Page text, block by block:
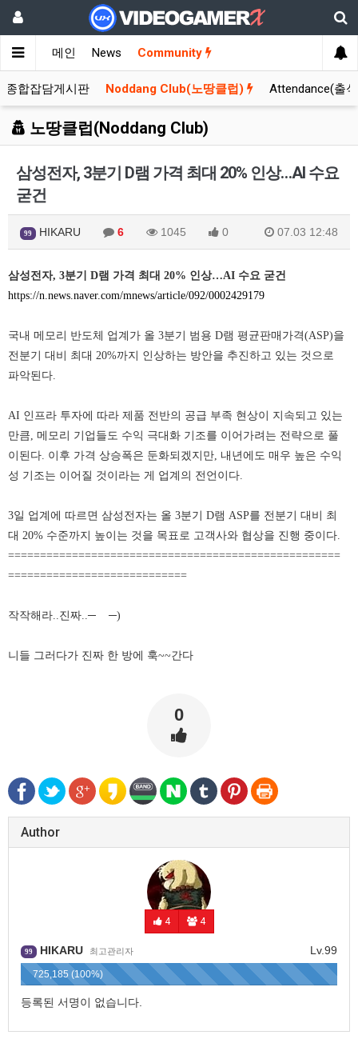
메인 News Community
종합잡담게시판 Noddang Club(노땅클럽) Attendance(출
노땅클럽(Noddang Club)
삼성전자, 3분기 D램 가격 최대 20% 인상…AI 수요
굳건
99 HIKARU 6 1045 0 07.03 12:48
삼성전자, 3분기 D램 가격 최대 20% 인상…AI 수요 굳건
https://n.news.naver.com/mnews/article/092/0002429179
국내 메모리 반도체 업계가 올 3분기 범용 D램 평균판매가격(ASP)을
전분기 대비 최대 20%까지 인상하는 방안을 추진하고 있는 것으로
파악된다.
AI 인프라 투자에 따라 제품 전반의 공급 부족 현상이 지속되고 있는
만큼, 메모리 기업들도 수익 극대화 기조를 이어가려는 전략으로 풀
이된다. 이후 가격 상승폭은 둔화되겠지만, 내년에도 매우 높은 수익
성 기조는 이어질 것이라는 게 업계의 전언이다.
3일 업계에 따르면 삼성전자는 올 3분기 D램 ASP를 전분기 대비 최
대 20% 수준까지 높이는 것을 목표로 고객사와 협상을 진행 중이다.
====================================================
============================
작작해라..진짜..─ ─)
니들 그러다가 진짜 한 방에 훅~~간다
0
Author
4 4
Lv.99
99 HIKARU 최고관리자
725,185 (100%)
등록된 서명이 없습니다.